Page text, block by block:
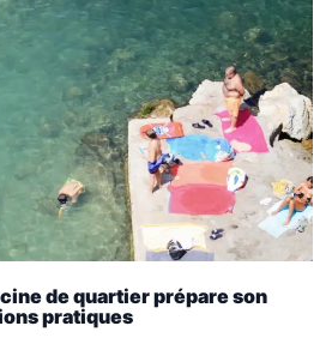
de quartier prépare son
pratiques